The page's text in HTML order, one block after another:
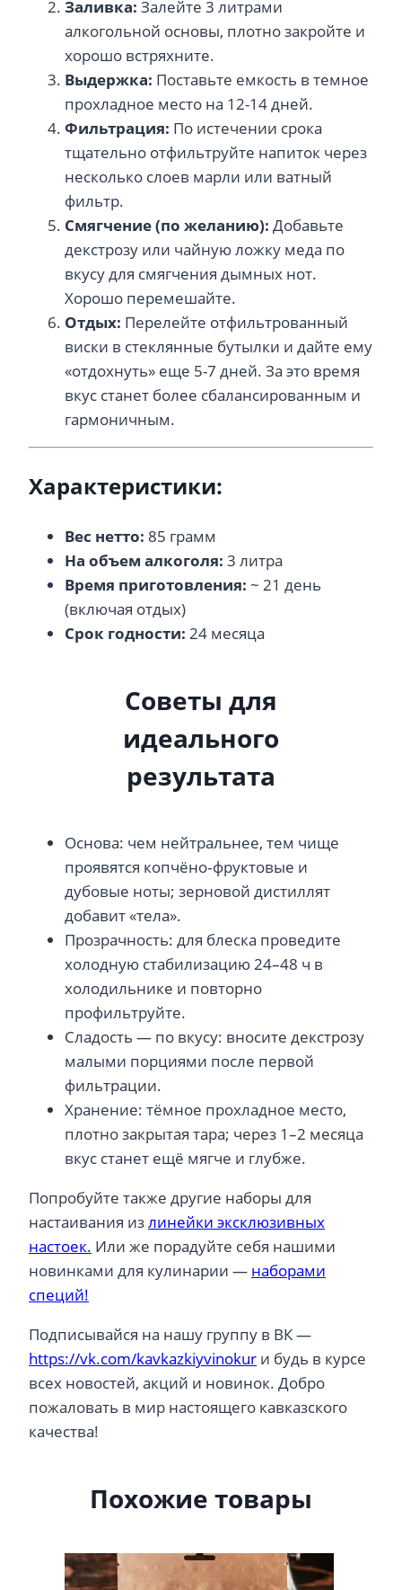
Заливка: Залейте 3 литрами
алкогольной основы, плотно закройте и
хорошо встряхните.
Выдержка: Поставьте емкость в темное
прохладное место на 12-14 дней.
Фильтрация: По истечении срока
тщательно отфильтруйте напиток через
несколько слоев марли или ватный
фильтр.
Смягчение (по желанию): Добавьте
декстрозу или чайную ложку меда по
вкусу для смягчения дымных нот.
Хорошо перемешайте.
Отдых: Перелейте отфильтрованный
виски в стеклянные бутылки и дайте ему
«отдохнуть» еще 5-7 дней. За это время
вкус станет более сбалансированным и
гармоничным.
Характеристики:
Вес нетто: 85 грамм
На объем алкоголя: 3 литра
Время приготовления: ~ 21 день
(включая отдых)
Срок годности: 24 месяца
Советы для
идеального
результата
Основа: чем нейтральнее, тем чище
проявятся копчёно‑фруктовые и
дубовые ноты; зерновой дистиллят
добавит «тела».
Прозрачность: для блеска проведите
холодную стабилизацию 24–48 ч в
холодильнике и повторно
профильтруйте.
Сладость — по вкусу: вносите декстрозу
малыми порциями после первой
фильтрации.
Хранение: тёмное прохладное место,
плотно закрытая тара; через 1–2 месяца
вкус станет ещё мягче и глубже.
Попробуйте также другие наборы для
настаивания излинейки эксклюзивных
настоек. Или же порадуйте себя нашими
новинками для кулинарии — наборами
специй!
Подписывайся на нашу группу в ВК —
https://vk.com/kavkazkiyvinokur и будь в курсе
всех новостей, акций и новинок. Добро
пожаловать в мир настоящего кавказского
качества!
Похожие товары